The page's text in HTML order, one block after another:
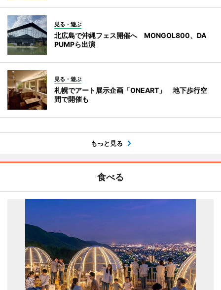
見る・遊ぶ
北広島で沖縄フェス開催へ MONGOL800、DA
PUMPら出演
見る・遊ぶ
札幌でアート展示企画「ONEART」 地下歩行空
間で開催も
もっと見る
食べる